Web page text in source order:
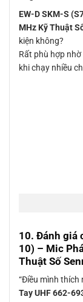
EW-D SKM-S
MHz Kỹ Thuật
kiện không?
Rất phù hợp
khi chạy nhiều
10. Đánh giá
10) – Mic
Thuật Số
“Điều mình thích
Tay UHF 662-